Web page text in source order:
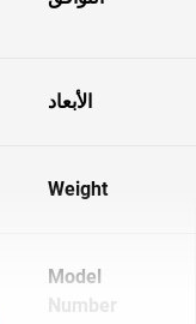
الأبعاد
Weight
Model
Number